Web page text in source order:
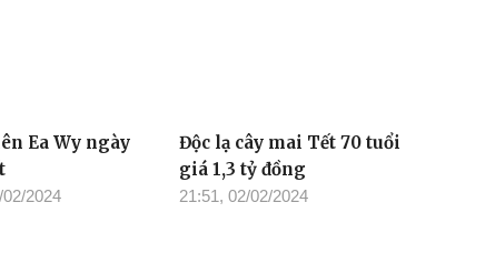
Ea Wy ngày
2024
Độc lạ cây mai Tết 70 tuổi
giá 1,3 tỷ đồng
21:51, 02/02/2024